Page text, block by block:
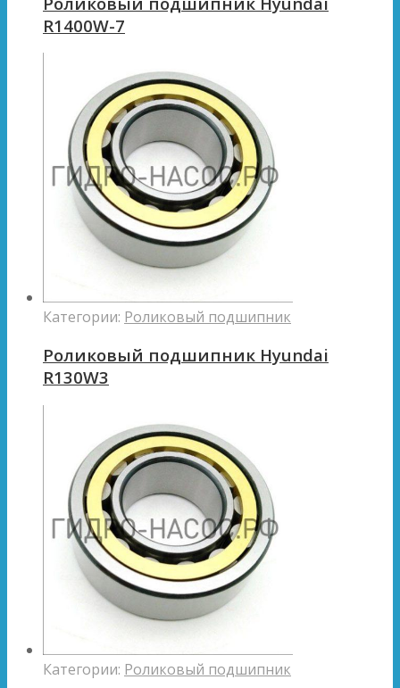
R1400W-7
Категории: Роликовый подшипник
Роликовый подшипник Hyundai
R130W3
Категории: Роликовый подшипник